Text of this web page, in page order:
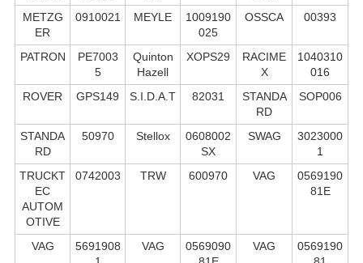
METZG
ER
0910021 MEYLE
1009190
025
OSSCA 00393
PATRON
PE7003
5
Quinton
Hazell
XOPS29
RACIME
X
1040310
016
ROVER
GPS149 S.I.D.A.T 82031
STANDA
RD
SOP006
STANDA
RD
50970 Stellox
0608002
SX
SWAG
3023000
1
TRUCKT
EC
AUTOM
OTIVE
0742003 TRW 600970 VAG
0569190
81E
VAG
5691908
VAG
0569090
VAG
0569190